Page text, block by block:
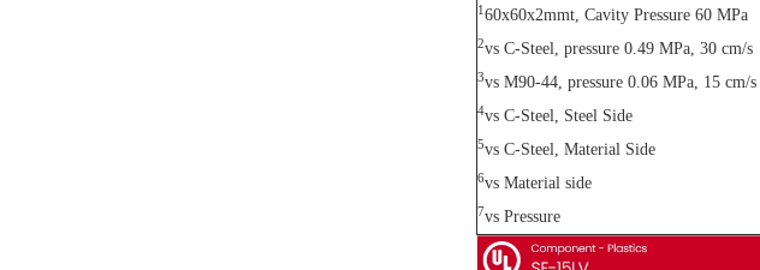
1 60x60x2mmt, Cavity Pressure 60 MPa
2vs C-Steel, pressure 0.49 MPa, 30 cm/s
3vs M90-44, pressure 0.06 MPa, 15 cm/s
4vs C-Steel, Steel Side
5vs C-Steel, Material Side
6vs Material side
7vs Pressure